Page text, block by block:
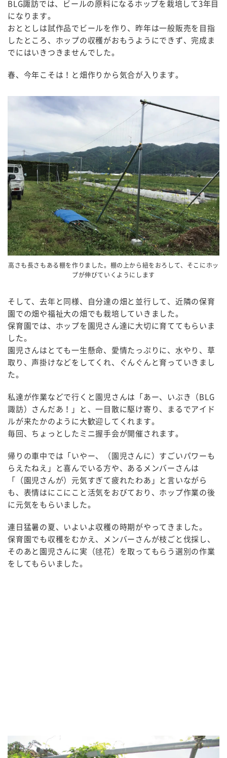
BLG諏訪では、ビールの原料になるホップを栽培して3年目
になります。
おととしは試作品でビールを作り、昨年は一般販売を目指
したところ、ホップの収穫がおもうようにできず、完成ま
でにはいきつきませんでした。
春、今年こそは！と畑作りから気合が入ります。
高さも長さもある棚を作りました。棚の上から紐をおろして、そこにホッ
プが伸びていくようにします
そして、去年と同様、自分達の畑と並行して、近隣の保育
園での畑や福祉大の畑でも栽培していきました。
保育園では、ホップを園児さん達に大切に育ててもらいま
した。
園児さんはとても一生懸命、愛情たっぷりに、水やり、草
取り、声掛けなどをしてくれ、ぐんぐんと育っていきまし
た。
私達が作業などで行くと園児さんは「あー、いぶき（BLG
諏訪）さんだあ！」と、一目散に駆け寄り、まるでアイド
ルが来たかのように大歓迎してくれます。
毎回、ちょっとしたミニ握手会が開催されます。
帰りの車中では「いやー、（園児さんに）すごいパワーも
らえたねえ」と喜んでいる方や、あるメンバーさんは
「（園児さんが）元気すぎて疲れたわあ」と言いながら
も、表情はにこにこと活気をおびており、ホップ作業の後
に元気をもらいました。
連日猛暑の夏、いよいよ収穫の時期がやってきました。
保育園でも収穫をむかえ、メンバーさんが枝ごと伐採し、
そのあと園児さんに実（毬花）を取ってもらう選別の作業
をしてもらいました。